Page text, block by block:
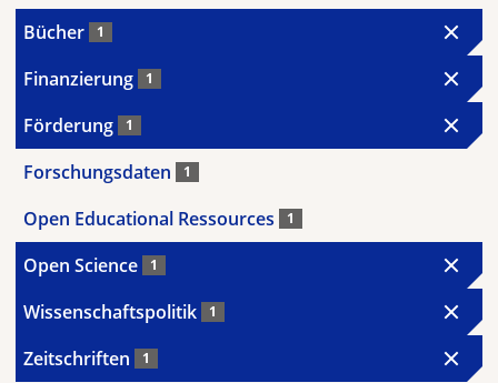
Bücher 1
Finanzierung 1
Förderung 1
Forschungsdaten 1
Open Educational Ressources 1
Open Science 1
Wissenschaftspolitik 1
Zeitschriften 1